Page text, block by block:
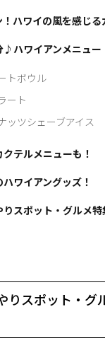
ハワイの風を感じる
♪ハワイアンメニュー
トボウル
ート
ッツシェーブアイス
テルメニューも！
ワイアングッズ！
スポット・グルメ
スポット・グ